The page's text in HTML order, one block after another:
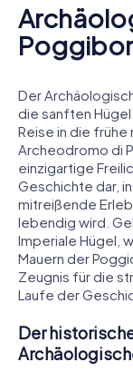
Der
die sanften
Reise in die
Archeodromo di
einzigartige
Geschichte dar,
mitreißende
lebendig wird.
Imperiale Hügel,
Mauern der
Zeugnis für die
Laufe der
Der